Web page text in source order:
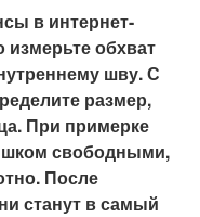
в интернет-
измерьте обхват
шву. С
размер,
При примерке
свободными,
После
станут в самый